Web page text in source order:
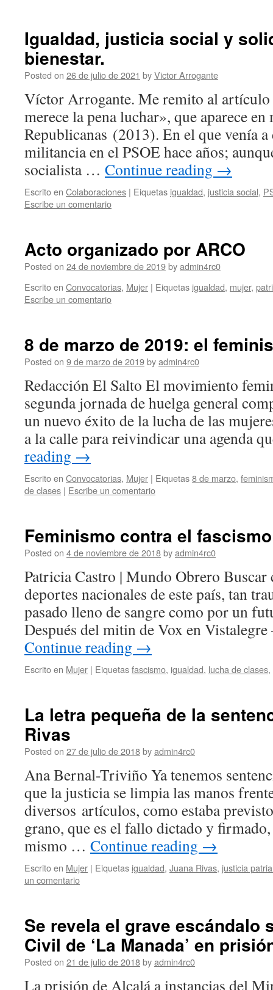
Igualdad, justicia social y
bienestar.
Posted on 26 de julio de 2021 byVictor Arrogante
Víctor Arrogante. Me remito al
merece la pena luchar», que aparece
Republicanas (2013). En el que venía
militancia en el PSOE hace años;
socialista … Continue reading →
Escrito en Colaboraciones | Eiquetas igualdad, justicia social,
Escribe un comentario
Acto organizado por ARCO
Posted on 24 de noviembre de 2019byadmin4rc0
Escrito en Convocatorias, Mujer | Eiquetas igualdad, mujer,
Escribe un comentario
8 de marzo de 2019: el
Posted on 9 de marzo de 2019byadmin4rc0
Redacción El Salto El movimiento
segunda jornada de huelga general
un nuevo éxito de la lucha de las
a la calle para reivindicar una agenda
reading →
Escrito en Convocatorias, Mujer | Eiquetas8 de marzo,
de clases | Escribe un comentario
Feminismo contra el fascismo
Posted on 4 de noviembre de 2018byadmin4rc0
Patricia Castro | Mundo Obrero Buscar
deportes nacionales de este país, tan
pasado lleno de sangre como por un
Después del mitin de Vox en
Continue reading →
Escrito en Mujer | Eiquetasfascismo, igualdad, lucha de clases,
La letra pequeña de la
Rivas
Posted on 27 de julio de 2018byadmin4rc0
Ana Bernal-Triviño Ya tenemos
que la justicia se limpia las manos
diversos artículos, como estaba
grano, que es el fallo dictado y
mismo … Continue reading →
Escrito en Mujer | Eiquetas igualdad, Juana Rivas, justicia
un comentario
Se revela el grave escándalo
Civil de ‘La Manada’ en
Posted on 21 de julio de 2018byadmin4rc0
La prisión de Alcalá a instancias del